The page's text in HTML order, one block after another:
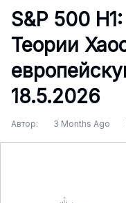
S&P 500
Теории
18.5.2026
Автор: 3 Months Ago